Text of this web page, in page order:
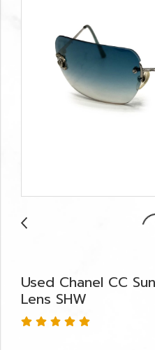
Used Chanel CC
Lens SHW